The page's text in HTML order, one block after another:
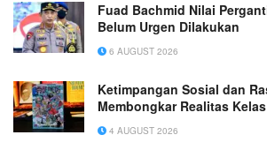
Fuad Bachmid Nilai
Belum Urgen Dilakukan
6 AUGUST 2026
Ketimpangan Sosial dan
Membongkar Realitas
4 AUGUST 2026